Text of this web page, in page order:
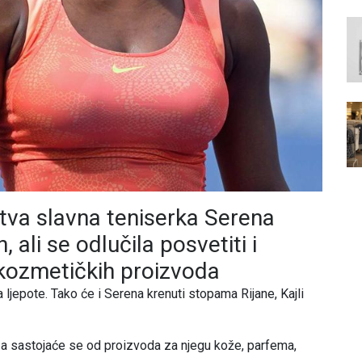
slavna teniserka Serena
ali se odlučila posvetiti i
proizvoda
Tako će i Serena krenuti stopama Rijane, Kajli
sastojaće se od proizvoda za njegu kože, parfema,